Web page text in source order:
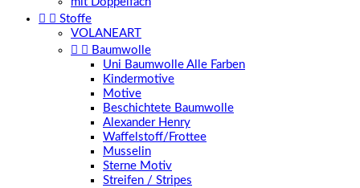
  Stoffe
VOLANEART
  Baumwolle
Uni Baumwolle Alle Farben
Kindermotive
Motive
Beschichtete Baumwolle
Alexander Henry
Waffelstoff/Frottee
Musselin
Sterne Motiv
Streifen / Stripes